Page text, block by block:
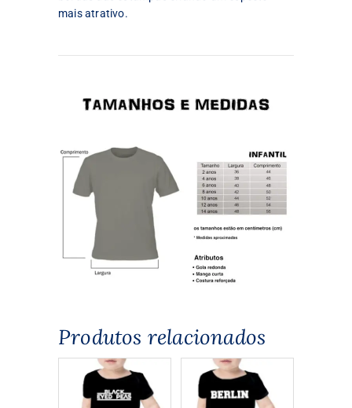
mais atrativo.
Produtos relacionados